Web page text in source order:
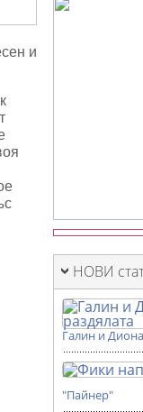
и
НОВИ
Галин и
"Пайнер"